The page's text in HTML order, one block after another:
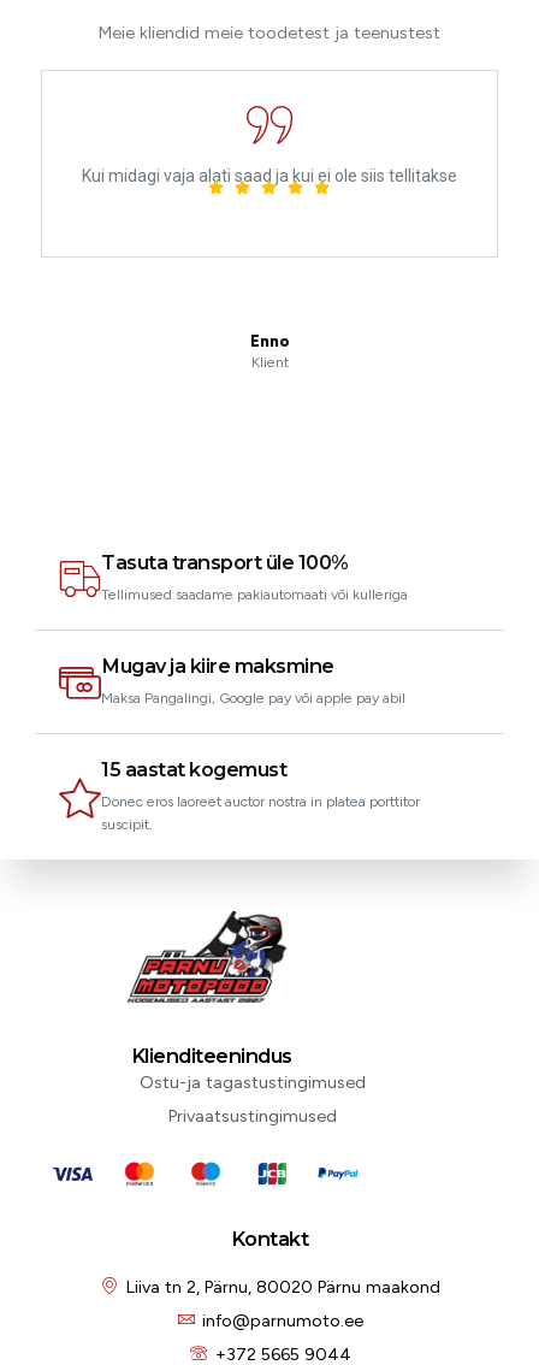
Meie kliendid meie toodetest ja teenustest
Enno
Klient
Kui midagi vaja alati saad ja kui ei ole siis tellitakse
Tasuta transport üle 100%
Tellimused saadame pakiautomaati või kulleriga
Mugav ja kiire maksmine
Maksa Pangalingi, Google pay või apple pay abil
15 aastat kogemust
Donec eros laoreet auctor nostra in platea porttitor
suscipit.
Klienditeenindus
Ostu-ja tagastustingimused
Privaatsustingimused
Kontakt
Liiva tn 2, Pärnu, 80020 Pärnu maakond
info@parnumoto.ee
+372 5665 9044